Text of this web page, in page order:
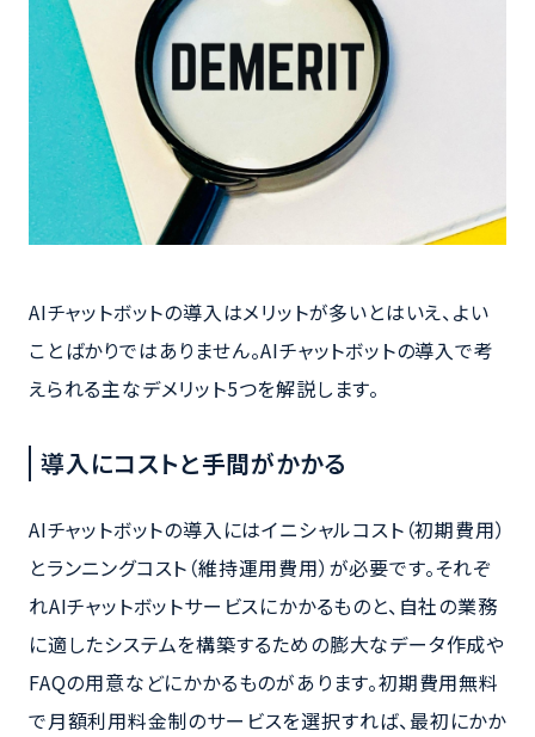
AIチャットボットの導入はメリットが多いとはいえ、よい
ことばかりではありません。AIチャットボットの導入で考
えられる主なデメリット5つを解説します。
導入にコストと手間がかかる
AIチャットボットの導入にはイニシャルコスト（初期費用）
とランニングコスト（維持運用費用）が必要です。それぞ
れAIチャットボットサービスにかかるものと、自社の業務
に適したシステムを構築するための膨大なデータ作成や
FAQの用意などにかかるものがあります。初期費用無料
で月額利用料金制のサービスを選択すれば、最初にかか